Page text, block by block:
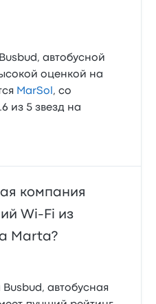
автобусной
оценкой на
MarSol , со
из 5 звезд на
компания
Wi‑Fi из
Marta?
автобусная